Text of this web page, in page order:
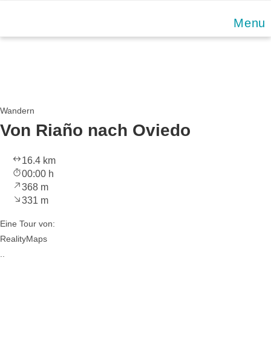
content
Menu
Wandern
Von Riaño nach Oviedo
16.4 km
00:00 h
368 m
331 m
Eine Tour von:
RealityMaps